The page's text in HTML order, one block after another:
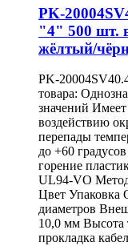
PK-
"4" 500 шт.
жёлтый/
PK-
товара:
значений
воздействию
перепады
до +60
горение
UL94-VO Метод
Цвет Упаковка
диаметров
10,0 мм Высота
прокладка